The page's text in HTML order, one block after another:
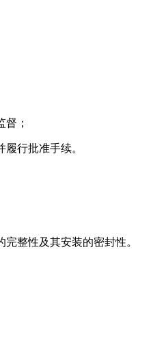
；
行批准手续。
整性及其安装的密封性。